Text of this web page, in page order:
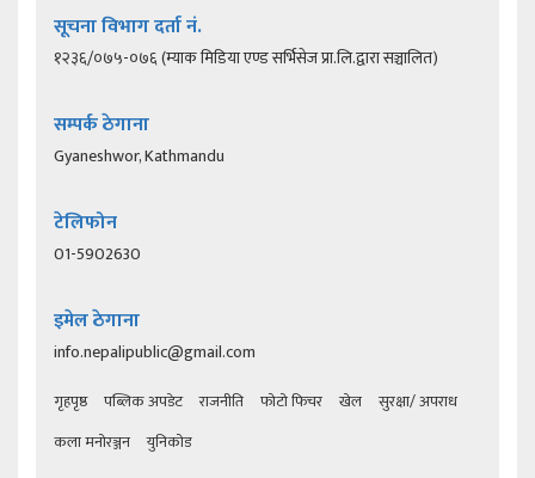
सूचना विभाग दर्ता नं.
१२३६/०७५-०७६ (म्याक मिडिया एण्ड सर्भिसेज प्रा.लि.द्वारा सञ्चालित)
सम्पर्क ठेगाना
Gyaneshwor, Kathmandu
टेलिफोन
01-5902630
इमेल ठेगाना
info.nepalipublic@gmail.com
गृहपृष्ठ पब्लिक अपडेट राजनीति फोटो फिचर खेल
सुरक्षा/ अपराध
कला मनोरञ्जन
युनिकोड